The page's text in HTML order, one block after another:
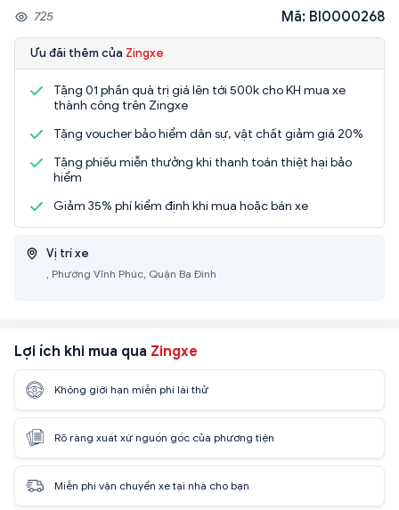
725 Mã: BI0000268
Ưu đãi thêm của Zingxe
Tặng 01 phần quà trị giá lên tới 500k cho KH mua xe
thành công trên Zingxe
Tặng voucher bảo hiểm dân sự, vật chất giảm giá 20%
Tặng phiếu miễn thưởng khi thanh toán thiệt hại bảo
hiểm
Giảm 35% phí kiểm định khi mua hoặc bán xe
Vị trí xe
, Phường Vĩnh Phúc, Quận Ba Đình
Lợi ích khi mua qua Zingxe
Không giới hạn miễn phí lái thử
Rõ ràng xuất xứ nguồn gốc của phương tiện
Miễn phí vận chuyển xe tại nhà cho bạn